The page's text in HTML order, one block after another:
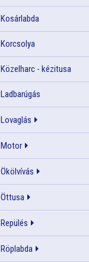
Kosárlabda
Korcsolya
Közelharc - kézitusa
Ladbarúgás
Lovaglás
Motor
Ökölvívás
Öttusa
Repülés
Röplabda